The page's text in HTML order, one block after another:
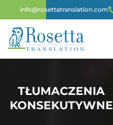
info@rosettatranslation.com
TŁUMACZENIA
KONSEKUTYWNE